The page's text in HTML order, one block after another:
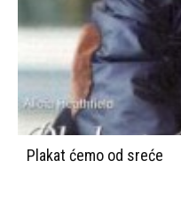
Plakat ćemo od sreće